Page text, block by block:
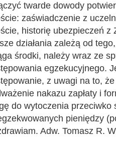
twarde dowody
zaświadczenie z
historię ubezpieczeń z
działania zależą od
środki, należy wraz ze
egzekucyjnego.
z uwagi na to, że
nakazu zapłaty i
do wytoczenia przeciwko
pieniędzy
Adw. Tomasz R.